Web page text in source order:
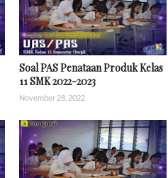
Soal PAS Penataan Produk Kelas
11 SMK 2022-2023
November 28, 2022